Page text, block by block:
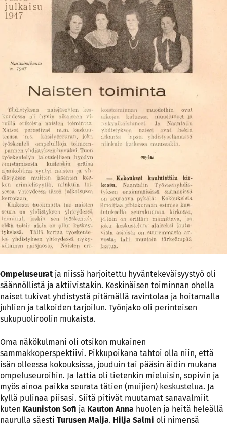
Ompeluseurat ja niissä harjoitettu hyväntekeväisyystyö oli
säännöllistä ja aktiivistakin. Keskinäisen toiminnan ohella
naiset tukivat yhdistystä pitämällä ravintolaa ja hoitamalla
juhlien ja talkoiden tarjoilun. Työnjako oli perinteisen
sukupuoliroolin mukaista.
Oma näkökulmani oli otsikon mukainen
sammakkoperspektiivi. Pikkupoikana tahtoi olla niin, että
isän olleessa kokouksissa, jouduin tai pääsin äidin mukana
ompeluseuroihin. Ja lattia oli tietenkin mieluisin, sopivin ja
myös ainoa paikka seurata tätien (muijien) keskustelua. Ja
kyllä pulinaa piisasi. Siitä pitivät muutamat sanavalmiit
kuten Kauniston Sofi ja Kauton Anna huolen ja heitä heleällä
naurulla säesti Turusen Maija. Hilja Salmi oli nimensä